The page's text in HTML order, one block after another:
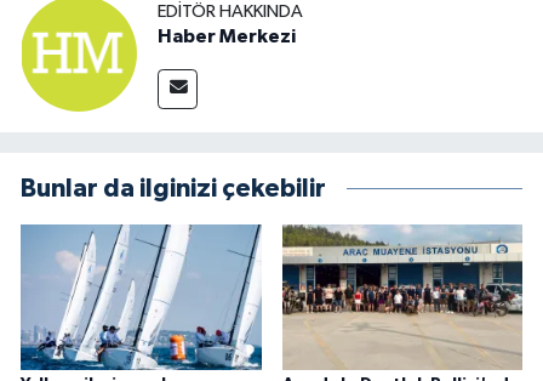
EDITÖR HAKKINDA
Haber Merkezi
Bunlar da ilginizi çekebilir